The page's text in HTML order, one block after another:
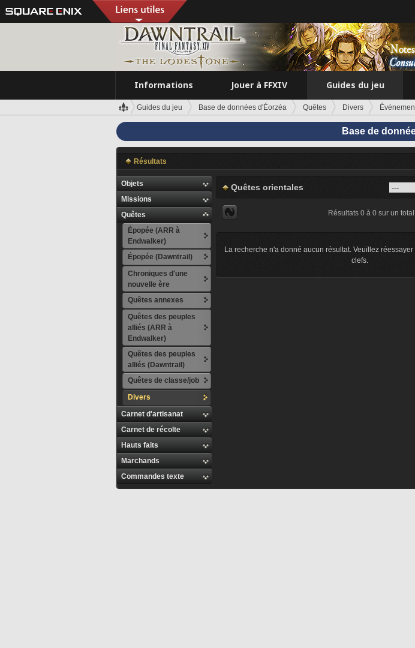
Informations Jouer à FFXIV Guides du jeu
Guides du jeu Base de données d'Éorzéa Quêtes Divers
Base de
Résultats
Objets
Missions
Quêtes
Épopée (ARR à
Endwalker)
Épopée (Dawntrail)
Chroniques d'une
nouvelle ère
Quêtes annexes
Quêtes des peuples
alliés (ARR à
Endwalker)
Quêtes des peuples
alliés (Dawntrail)
Quêtes de classe/job
Divers
Carnet d'artisanat
Carnet de récolte
Hauts faits
Marchands
Commandes texte
Quêtes orientales
Résultats 0 à 0 sur un
La recherche n'a donné aucun résultat. Veuillez
clefs.